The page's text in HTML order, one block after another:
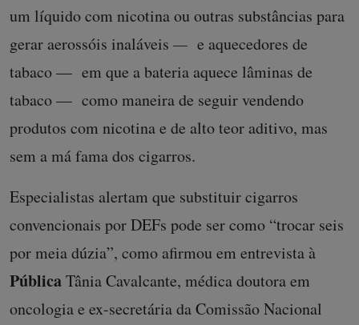
um líquido com nicotina ou outras substâncias para
gerar aerossóis inaláveis — e aquecedores de
tabaco — em que a bateria aquece lâminas de
tabaco — como maneira de seguir vendendo
produtos com nicotina e de alto teor aditivo, mas
sem a má fama dos cigarros.
Especialistas alertam que substituir cigarros
convencionais por DEFs pode ser como “trocar seis
por meia dúzia”, como afirmou em entrevista à
PúblicaTânia Cavalcante, médica doutora em
oncologia e ex-secretária da Comissão Nacional